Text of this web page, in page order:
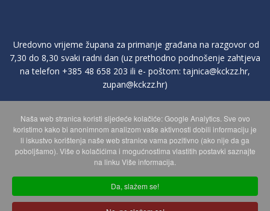
Uredovno vrijeme župana za primanje građana na razgovor od
7,30 do 8,30 svaki radni dan (uz prethodno podnošenje zahtjeva
na telefon +385 48 658 203 ili e- poštom:tajnica@kckzz.hr,
zupan@kckzz.hr)
POLITIKA ZAŠTITE PRIVATNOSTI OSOBNIH PODATAKA
MAPA WEBA
Copyright © 2026 Koprivničko - križevačka županija. Sva prava
Naša web stranica koristi sljedeće kolačiće: Google Analytics. Sve ovo
koristimo kako bi anonimnom analizom vaše aktivnosti dobili informaciju je
li iskustvo korištenja naše web stranice vama pozitivno (ako nije da ga
poboljšamo). Više o kolačićima i mogućnostima vlastitih postavki saznajte
na linku Više informacija.
Da, slažem se!